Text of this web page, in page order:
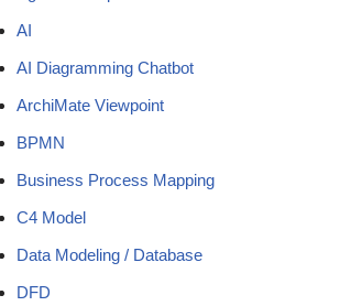
AI
AI Diagramming Chatbot
ArchiMate Viewpoint
BPMN
Business Process Mapping
C4 Model
Data Modeling / Database
DFD